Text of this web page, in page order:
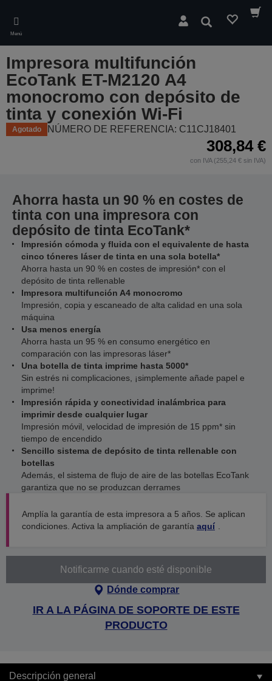
main
content
Menú
Buscar
Impresora multifunción
EcoTank ET-M2120 A4
monocromo con depósito de
tinta y conexión Wi-Fi
Agotado NÚMERO DE REFERENCIA: C11CJ18401
308,84 €
con IVA (255,24 € sin IVA)
Ahorra hasta un 90 % en costes de
tinta con una impresora con
depósito de tinta EcoTank*
Impresión cómoda y fluida con el equivalente de hasta
cinco tóneres láser de tinta en una sola botella*
Ahorra hasta un 90 % en costes de impresión* con el
depósito de tinta rellenable
Impresora multifunción A4 monocromo
Impresión, copia y escaneado de alta calidad en una sola
máquina
Usa menos energía
Ahorra hasta un 95 % en consumo energético en
comparación con las impresoras láser*
Una botella de tinta imprime hasta 5000*
Sin estrés ni complicaciones, ¡simplemente añade papel e
imprime!
Impresión rápida y conectividad inalámbrica para
imprimir desde cualquier lugar
Impresión móvil, velocidad de impresión de 15 ppm* sin
tiempo de encendido
Sencillo sistema de depósito de tinta rellenable con
botellas
Además, el sistema de flujo de aire de las botellas EcoTank
garantiza que no se produzcan derrames
Amplía la garantía de esta impresora a 5 años. Se aplican
condiciones. Activa la ampliación de garantía aquí
Notificarme cuando esté disponible
Dónde comprar
IR A LA PÁGINA DE SOPORTE DE ESTE
PRODUCTO
Descripción general